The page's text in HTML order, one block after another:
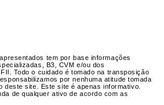
tem por base informações
B3, CVM e/ou dos
Todo o cuidado é tomado na transposição
por nenhuma atitude tomada
deste site. Este site é apenas informativo.
de qualquer ativo de acordo com as